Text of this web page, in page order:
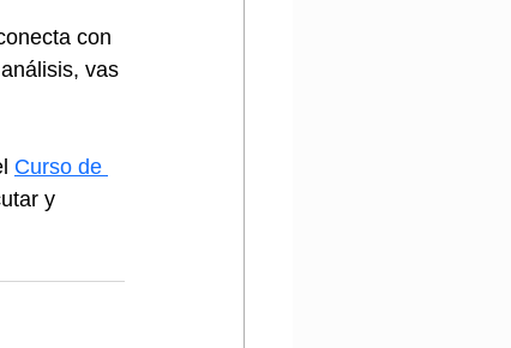
con
vas
Curso de
y